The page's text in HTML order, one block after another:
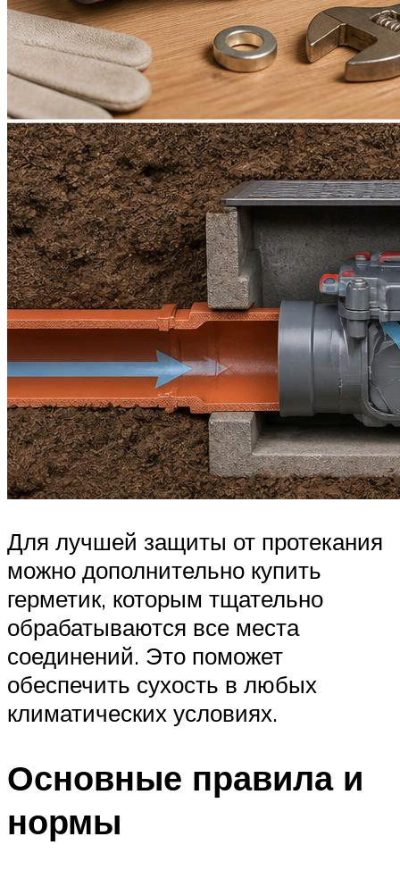
Для лучшей защиты от протекания
можно дополнительно купить
герметик, которым тщательно
обрабатываются все места
соединений. Это поможет
обеспечить сухость в любых
климатических условиях.
Основные правила и
нормы